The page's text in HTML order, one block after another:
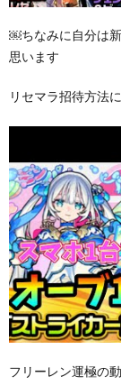
￼ちなみに自分は
思います
リセマラ招待方法
フリーレン運極の